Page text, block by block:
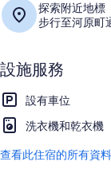
探索附近地標
步行至河原町
設施服務
設有車位
洗衣機和乾衣機
查看此住宿的所有資料